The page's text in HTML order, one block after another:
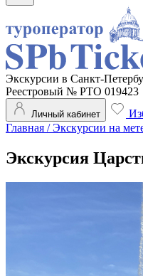
Экскурсии в Санкт-
Реестровый № РТО 019423
Личный кабинет
Главная /Экскурсии на
Экскурсия